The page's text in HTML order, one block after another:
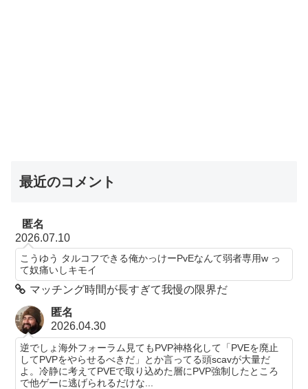
最近のコメント
匿名
2026.07.10
こうゆう タルコフできる俺かっけーPvEなんて弱者専用w っ
て奴痛いしキモイ
マッチング時間が長すぎて我慢の限界だ
匿名
2026.04.30
逆でしょ海外フォーラム見てもPVP神格化して「PVEを廃止
してPVPをやらせるべきだ」とか言ってる頭scavが大量だ
よ。冷静に考えてPVEで取り込めた層にPVP強制したところ
で他ゲーに逃げられるだけな...